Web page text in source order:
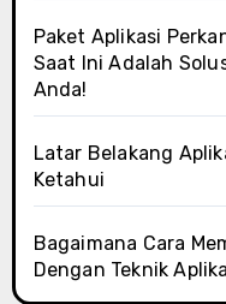
Paket Aplikasi
Saat Ini Adalah
Anda!
Latar Belakang
Ketahui
Bagaimana Cara
Dengan Teknik